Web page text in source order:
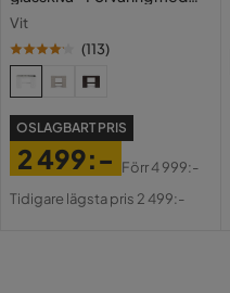
Vit
(113)
OSLAGBART PRIS
Pris
2 499:-
Original
Förr4 999:-
Tidigare lägsta pris 2 499:-